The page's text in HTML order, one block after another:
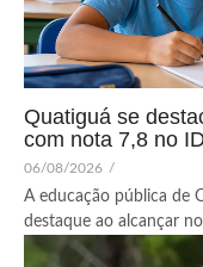
Quatiguá se
com nota 7,8 no
06/08/2026 /
A educação pública de
destaque ao alcançar